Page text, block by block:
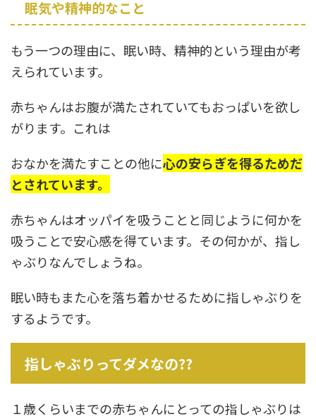
眠気や精神的なこと
もう一つの理由に、眠い時、精神的という理由が考
えられています。
赤ちゃんはお腹が満たされていてもおっぱいを欲し
がります。これは
おなかを満たすことの他に心の安らぎを得るためだ
とされています。
赤ちゃんはオッパイを吸うことと同じように何かを
吸うことで安心感を得ています。その何かが、指し
ゃぶりなんでしょうね。
眠い時もまた心を落ち着かせるために指しゃぶりを
するようです。
指しゃぶりってダメなの??
１歳くらいまでの赤ちゃんにとっての指しゃぶりは